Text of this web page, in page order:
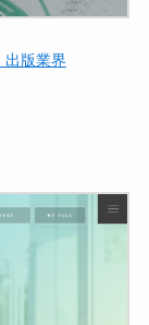
出版業界